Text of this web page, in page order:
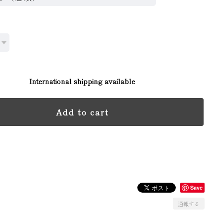
International shipping available
Add to cart
Save
通報する